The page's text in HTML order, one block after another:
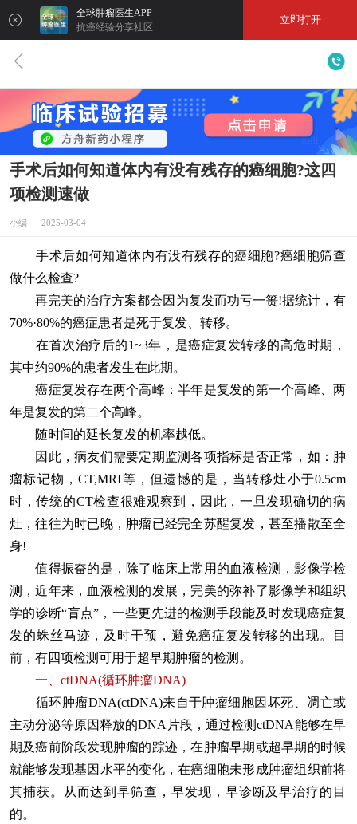
全球肿瘤医生APP
抗癌经验分享社区
立即打开
手术后如何知道体内有没有残存的癌细胞?这四
项检测速做
小编 2025-03-04
手术后如何知道体内有没有残存的癌细胞?癌细胞筛查
做什么检查?
再完美的治疗方案都会因为复发而功亏一篑!据统计，有
70%·80%的癌症患者是死于复发、转移。
在首次治疗后的1~3年，是癌症复发转移的高危时期，
其中约90%的患者发生在此期。
癌症复发存在两个高峰：半年是复发的第一个高峰、两
年是复发的第二个高峰。
随时间的延长复发的机率越低。
因此，病友们需要定期监测各项指标是否正常，如：肿
瘤标记物，CT,MRI等，但遗憾的是，当转移灶小于0.5cm
时，传统的CT检查很难观察到，因此，一旦发现确切的病
灶，往往为时已晚，肿瘤已经完全苏醒复发，甚至播散至全
身!
值得振奋的是，除了临床上常用的血液检测，影像学检
测，近年来，血液检测的发展，完美的弥补了影像学和组织
学的诊断“盲点”，一些更先进的检测手段能及时发现癌症复
发的蛛丝马迹，及时干预，避免癌症复发转移的出现。目
前，有四项检测可用于超早期肿瘤的检测。
一、ctDNA(循环肿瘤DNA)
循环肿瘤DNA(ctDNA)来自于肿瘤细胞因坏死、凋亡或
主动分泌等原因释放的DNA片段，通过检测ctDNA能够在早
期及癌前阶段发现肿瘤的踪迹，在肿瘤早期或超早期的时候
就能够发现基因水平的变化，在癌细胞未形成肿瘤组织前将
其捕获。从而达到早筛查，早发现，早诊断及早治疗的目
的。